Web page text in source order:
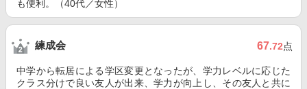
も便利。（40代／女性）
練成会 67.72点
中学から転居による学区変更となったが、学力レベルに応じた
クラス分けで良い友人が出来、学力が向上し、その友人と共に